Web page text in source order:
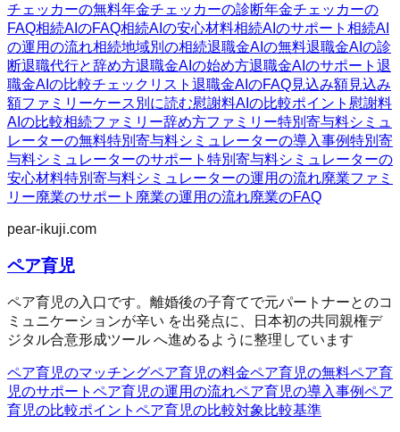
チェッカーの無料年金チェッカーの診断年金チェッカーの
FAQ相続AIのFAQ相続AIの安心材料相続AIのサポート 相続AI
の運用の流れ相続地域別の相続退職金AIの無料退職金AIの診
断退職代行と辞め方退職金AIの始め方退職金AIのサポート 退
職金AIの比較チェックリスト 退職金AIのFAQ見込み額見込み
額ファミリーケース別に読む慰謝料AIの比較ポイント 慰謝料
AIの比較相続ファミリー辞め方ファミリー特別寄与料シミュ
レーターの無料特別寄与料シミュレーターの導入事例特別寄
与料シミュレーターのサポート 特別寄与料シミュレーターの
安心材料特別寄与料シミュレーターの運用の流れ廃業ファミ
リー廃業のサポート 廃業の運用の流れ廃業のFAQ
pear-ikuji.com
ペア育児
ペア育児の入口です。離婚後の子育てで元パートナーとのコ
ミュニケーションが辛い を出発点に、日本初の共同親権デ
ジタル合意形成ツール へ進めるように整理しています
ペア育児のマッチングペア育児の料金ペア育児の無料ペア育
児のサポート ペア育児の運用の流れペア育児の導入事例ペア
育児の比較ポイント ペア育児の比較対象 比較基準